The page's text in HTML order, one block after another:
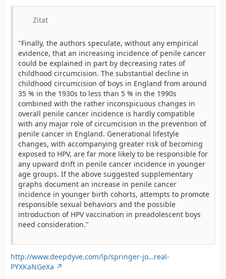
Zitat
"Finally, the authors speculate, without any empirical
evidence, that an increasing incidence of penile cancer
could be explained in part by decreasing rates of
childhood circumcision. The substantial decline in
childhood circumcision of boys in England from around
35 % in the 1930s to less than 5 % in the 1990s
combined with the rather inconspicuous changes in
overall penile cancer incidence is hardly compatible
with any major role of circumcision in the prevention of
penile cancer in England. Generational lifestyle
changes, with accompanying greater risk of becoming
exposed to HPV, are far more likely to be responsible for
any upward drift in penile cancer incidence in younger
age groups. If the above suggested supplementary
graphs document an increase in penile cancer
incidence in younger birth cohorts, attempts to promote
responsible sexual behaviors and the possible
introduction of HPV vaccination in preadolescent boys
need consideration."
http://www.deepdyve.com/lp/springer-jo…real-
PYXKaNGeXa